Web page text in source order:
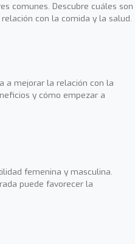
comunes. Descubre cuáles son
con la comida y la salud.
a mejorar la relación con la
y cómo empezar a
femenina y masculina.
puede favorecer la